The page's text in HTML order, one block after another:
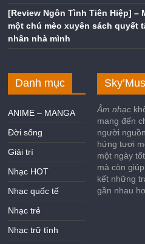
[Review Ngôn Tình Tiên Hiệp] –
một chú mèo xuyên sách quyết
nhân nhà mình
Danh mục
ANIME – MANGA
Đời sống
Giải trí
Nhạc HOT
Nhạc quốc tế
Nhạc trẻ
Nhạc trữ tình
Âm nhạc
mang đến
người
hứng tươi
một ngày
mà còn
kết những
gần nhau